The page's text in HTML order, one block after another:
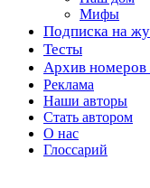
Мифы
Подписка на
Тесты
Архив номеров
Реклама
Наши авторы
Стать автором
О нас
Глоссарий